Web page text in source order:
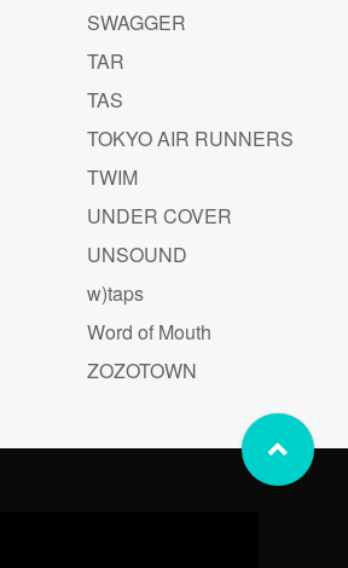
SWAGGER
TAR
TAS
TOKYO AIR RUNNERS
TWIM
UNDER COVER
UNSOUND
w)taps
Word of Mouth
ZOZOTOWN